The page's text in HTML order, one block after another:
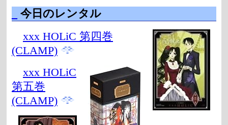
今日のレンタル
xxx HOLiC 第四巻
(CLAMP)
xxx HOLiC
第五巻
(CLAMP)